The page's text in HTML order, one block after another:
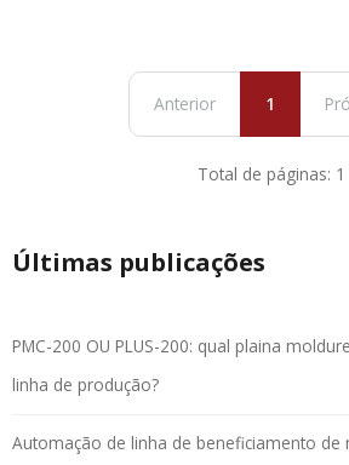
Anterior 1
Total de páginas: 1
Últimas publicações
PMC-200 OU PLUS-200: qual plaina
linha de produção?
Automação de linha de beneficiamento de